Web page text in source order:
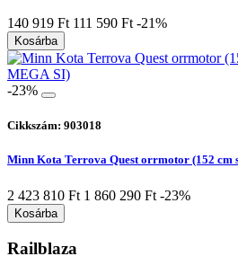
140 919 Ft 111 590 Ft -21%
Kosárba
-23%
Cikkszám: 903018
Minn Kota Terrova Quest orrmotor (152 cm
2 423 810 Ft 1 860 290 Ft -23%
Kosárba
Railblaza